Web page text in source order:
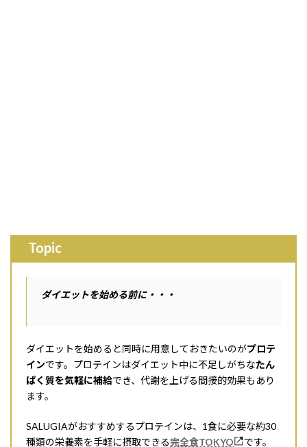
Topic
ダイエットを始める前に・・・
ダイエットを始めると同時に用意しておきたいのがプロテ
インです。プロテインはダイエット中に不足しがちなたん
ぱく質を気軽に補給でき、代謝を上げる間接的効果もあり
ます。
SALUGIAがおすすめするプロテインは、1食に必要な約30
種類の栄養素を手軽に摂取できる完全食TOKYO です。